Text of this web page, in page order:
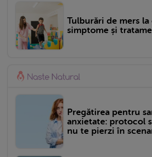
Tulburări de mers la
simptome și
Pregătirea pentru
anxietate: protocol
nu te pierzi în